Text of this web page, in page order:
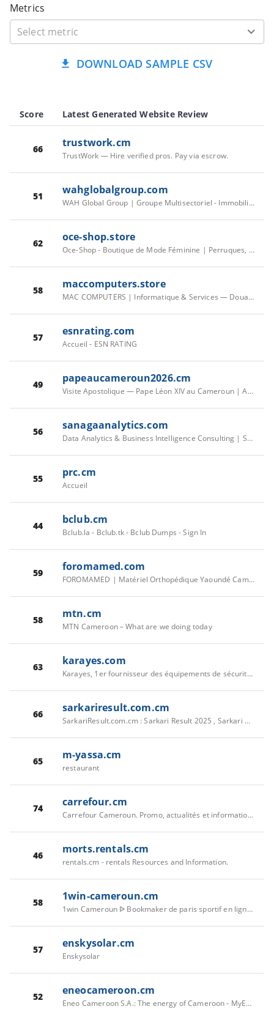
Metrics
DOWNLOAD SAMPLE CSV
Score Latest Generated Website Review
66 trustwork.cm
TrustWork — Hire verified pros. Pay via escrow.
51 wahglobalgroup.com
WAH Global Group | Groupe Multisectoriel - Immobilier, Investissement & Finance Digitale en Afrique
62 oce-shop.store
Oce-Shop - Boutique de Mode Féminine | Perruques, Vêtements & Accessoires | Oce-Shop
58 maccomputers.store
MAC COMPUTERS | Informatique & Services — Douala
57 esnrating.com
Accueil - ESN RATING
49 papeaucameroun2026.cm
Visite Apostolique — Pape Léon XIV au Cameroun | April 15–18, 2026
56 sanagaanalytics.com
Data Analytics & Business Intelligence Consulting | Sanaga Analytics
55 prc.cm
Accueil
44 bclub.cm
Bclub.la - Bclub.tk - Bclub Dumps - Sign In
59 foromamed.com
FOROMAMED | Matériel Orthopédique Yaoundé Cameroun | Équipements Médicaux Certifiés CE | Livraison 24h
58 mtn.cm
MTN Cameroon – What are we doing today
63 karayes.com
Karayes, 1er fournisseur des équipements de sécurité & domotique
66 sarkariresult.com.cm
SarkariResult.com.cm : Sarkari Result 2025 , Sarkari Results, Sarkari Jobs
65 m-yassa.cm
restaurant
74 carrefour.cm
Carrefour Cameroun. Promo, actualités et informations magasins
46 morts.rentals.cm
rentals.cm - rentals Resources and Information.
58 1win-cameroun.cm
1win Cameroun ᐉ Bookmaker de paris sportif en ligne au Camer
57 enskysolar.cm
Enskysolar
52 eneocameroon.cm
Eneo Cameroon S.A.: The energy of Cameroon - MyEasyLight, your e-agency L'opérateur majeur du secteur de l'électricité au Cameroun fournit ses services aux particuliers et entreprises. MyEasyLight, votre Agence en ligne pour vous abonner, gérer votre compte, payer et suivre vos factures en toute transparence.